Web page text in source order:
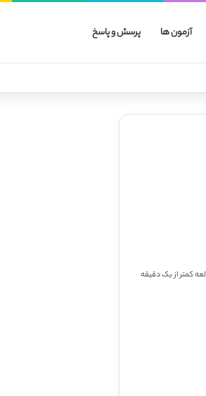
آزمون ها پرسش و پاسخ
کمتر از یک دقیقه